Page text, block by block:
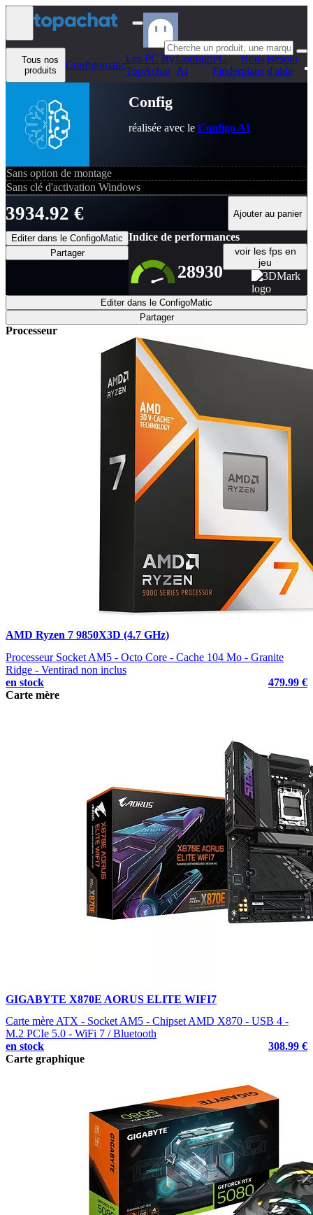
Aller au contenu
Tous nos
produits
Configomatic
Les PC By
TopAchat
Configo
Ai
PC
Finder
Bons
plans
Besoin
d'aide
Config
réalisée avec le Configo AI
Sans option de montage
Sans clé d'activation Windows
3934.92 € Ajouter au panier
Editer dans le ConfigoMatic
Partager
Indice de performances
28930
voir les fps en
jeu
Editer dans le ConfigoMatic
Partager
Processeur
AMD Ryzen 7 9850X3D (4.7 GHz)
Processeur Socket AM5 - Octo Core - Cache 104 Mo - Granite
Ridge - Ventirad non inclus
en stock
479.99 €
Carte mère
GIGABYTE X870E AORUS ELITE WIFI7
Carte mère ATX - Socket AM5 - Chipset AMD X870 - USB 4 -
M.2 PCIe 5.0 - WiFi 7 / Bluetooth
en stock
308.99 €
Carte graphique